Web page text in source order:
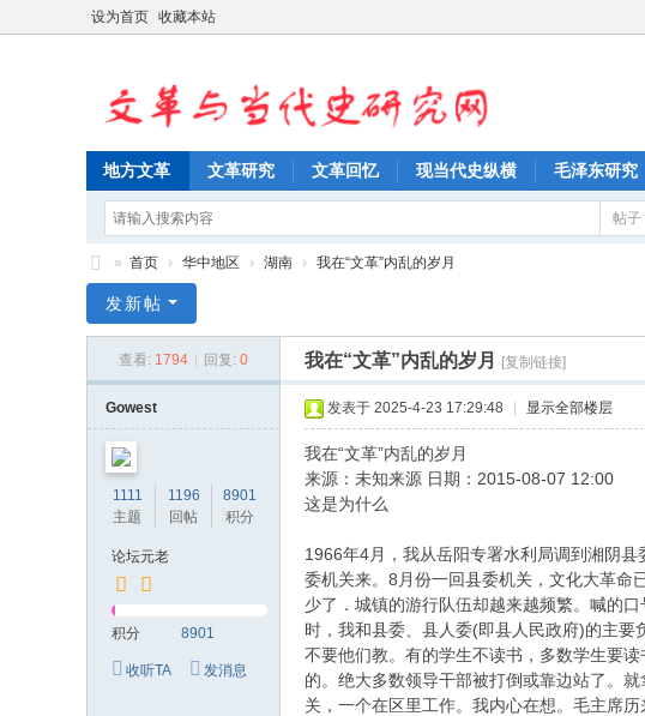
设为首页 收藏本站
地方文革 文革研究 文革回忆 现当代史纵横 毛泽东研究
帖子
革
» 首页 › 华中地区 › 湖南 › 我在“文革”内乱的岁月
发新帖
查看: 1794 回复: 0 我在“文革”内乱的岁月 [复制链接]
Gowest
1111
主题
1196
回帖
8901
积分
论坛元老
积分 8901
收听TA 发消息
发表于 2025-4-23 17:29:48 显示全部楼层
我在“文革”内乱的岁月
来源：未知来源 日期：2015-08-07 12:00
这是为什么
1966年4月，我从岳阳专署水利局调到湘阴
委机关来。8月份一回县委机关，文化大革命
少了．城镇的游行队伍却越来越频繁。喊的
时，我和县委、县人委(即县人民政府)的主
不要他们教。有的学生不读书，多数学生要
的。绝大多数领导干部被打倒或靠边站了。
关，一个在区里工作。我内心在想。毛主席